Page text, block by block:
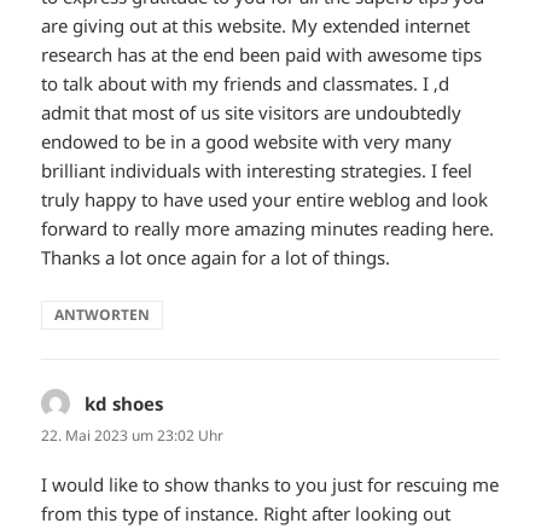
are giving out at this website. My extended internet
research has at the end been paid with awesome tips
to talk about with my friends and classmates. I ‚d
admit that most of us site visitors are undoubtedly
endowed to be in a good website with very many
brilliant individuals with interesting strategies. I feel
truly happy to have used your entire weblog and look
forward to really more amazing minutes reading here.
Thanks a lot once again for a lot of things.
ANTWORTEN
kd shoes
22. Mai 2023 um 23:02 Uhr
I would like to show thanks to you just for rescuing me
from this type of instance. Right after looking out